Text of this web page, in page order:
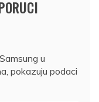
u
pokazuju podaci